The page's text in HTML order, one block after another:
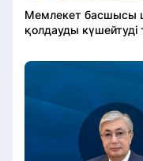
Мемлекет басшысы
қолдауды